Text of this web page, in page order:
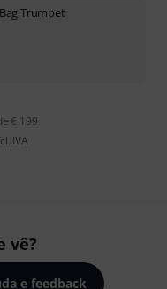
Trumpet
€ 199
IVA
vê?
e feedback